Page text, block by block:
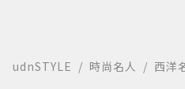
udnSTYLE 時尚名人 西洋